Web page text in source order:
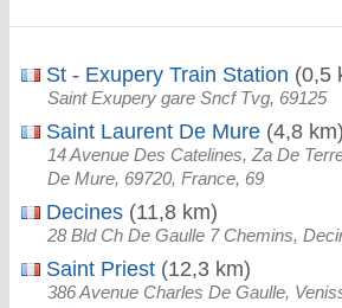
St - Exupery Train Station (0,5
Saint Exupery gare Sncf Tvg, 69125
Saint Laurent De Mure (4,8 km)
14 Avenue Des Catelines, Za De
De Mure, 69720, France, 69
Decines (11,8 km)
28 Bld Ch De Gaulle 7 Chemins,
Saint Priest (12,3 km)
386 Avenue Charles De Gaulle,